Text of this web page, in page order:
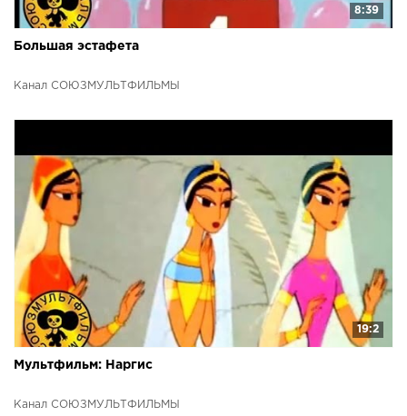
8:39
Большая эстафета
Канал СОЮЗМУЛЬТФИЛЬМЫ
19:2
Мультфильм: Наргис
Канал СОЮЗМУЛЬТФИЛЬМЫ